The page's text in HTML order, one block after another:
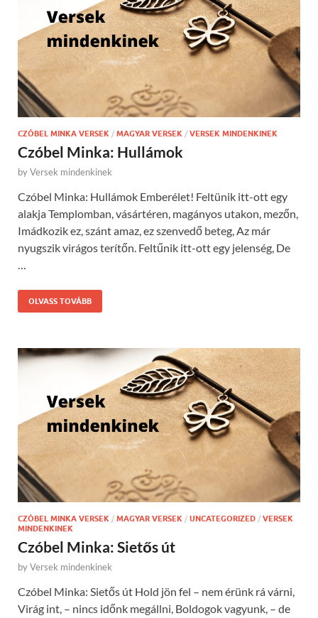
CZÓBEL MINKA VERSEK / MAGYAR VERSEK / VERSEK MINDENKINEK
Czóbel Minka: Hullámok
byVersek mindenkinek
Czóbel Minka: Hullámok Emberélet! Feltünik itt-ott egy
alakja Templomban, vásártéren, magányos utakon, mezőn,
Imádkozik ez, szánt amaz, ez szenvedő beteg, Az már
nyugszik virágos terítőn. Feltűnik itt-ott egy jelenség, De
…
OLVASS TOVÁBB
CZÓBEL MINKA VERSEK / MAGYAR VERSEK / UNCATEGORIZED / VERSEK
MINDENKINEK
Czóbel Minka: Sietős út
byVersek mindenkinek
Czóbel Minka: Sietős út Hold jön fel – nem érünk rá várni,
Virág int, – nincs időnk megállni, Boldogok vagyunk, – de